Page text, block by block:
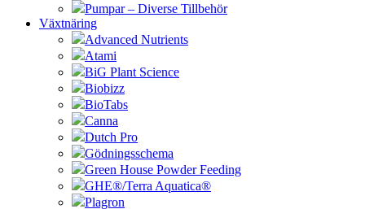
Pumpar – Diverse Tillbehör
Växtnäring
Advanced Nutrients
Atami
BiG Plant Science
Biobizz
BioTabs
Canna
Dutch Pro
Gödningsschema
Green House Powder Feeding
GHE®/Terra Aquatica®
Plagron